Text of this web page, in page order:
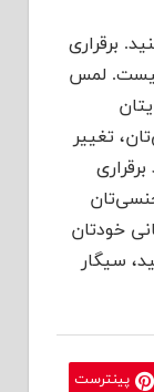
برقراری
نیست. لمس
تغییر
خودتان
سیگار
پینترست